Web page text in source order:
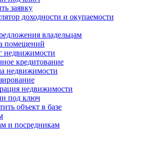
заявку
доходности и окупаемости
владельцам
помещений
недвижимости
кредитование
недвижимости
недвижимости
под ключ
объект в базе
и посредникам